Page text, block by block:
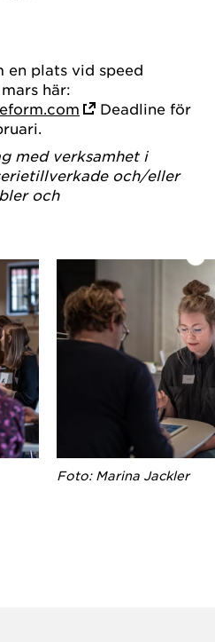
en plats vid speed
här:
Deadline för
med verksamhet i
och/eller
och
Foto: Marina Jackler